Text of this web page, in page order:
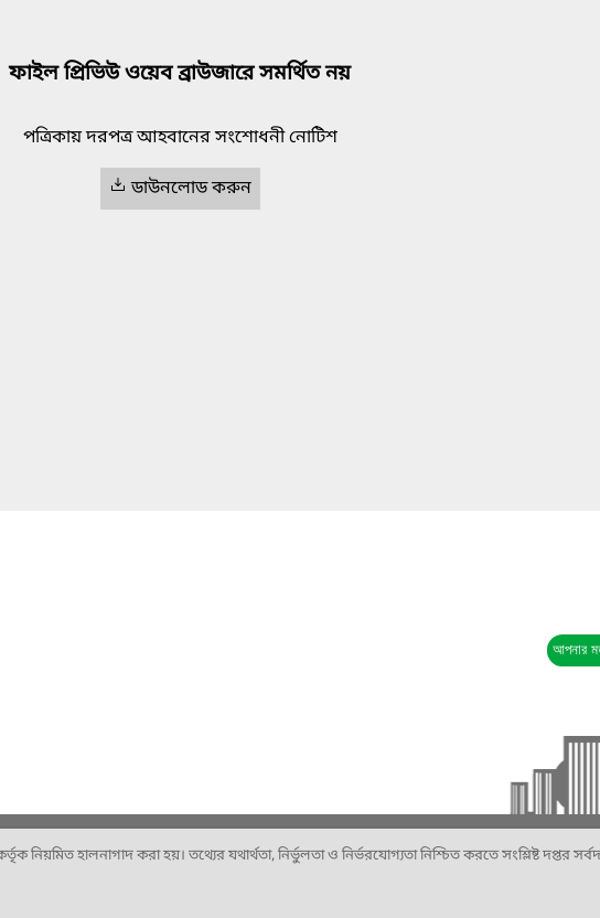
ফাইল প্রিভিউ ওয়েব ব্রাউজারে সমর্থিত নয়
পত্রিকায় দরপত্র আহবানের সংশোধনী নোটিশ
ডাউনলোড করুন
আপনার
নিয়মিত হালনাগাদ করা হয়। তথ্যের যথার্থতা, নির্ভুলতা ও নির্ভরযোগ্যতা নিশ্চিত করতে সংশ্লিষ্ট দপ্তর